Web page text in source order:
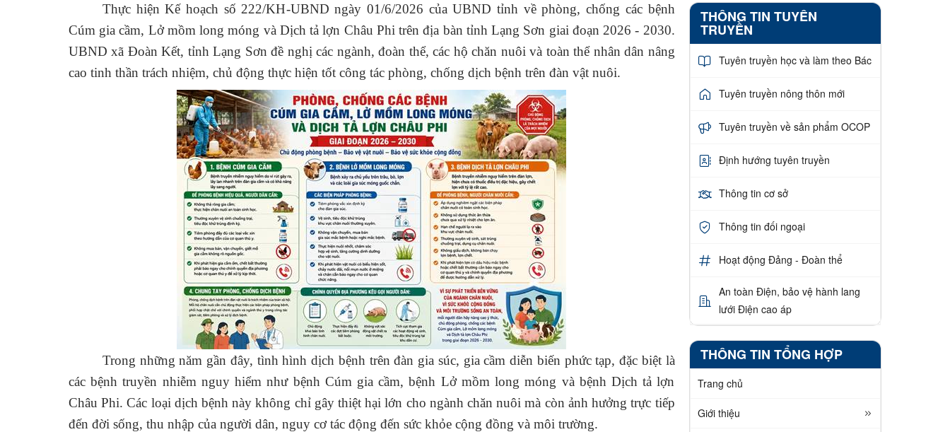
Thực hiện Kế hoạch số 222/KH-UBND ngày 01/6/2026 của UBND tỉnh về phòng, chống các bệnh
Cúm gia cầm, Lở mồm long móng và Dịch tả lợn Châu Phi trên địa bàn tỉnh Lạng Sơn giai đoạn 2026 - 2030.
UBND xã Đoàn Kết, tỉnh Lạng Sơn đề nghị các ngành, đoàn thể, các hộ chăn nuôi và toàn thể nhân dân nâng
cao tinh thần trách nhiệm, chủ động thực hiện tốt công tác phòng, chống dịch bệnh trên đàn vật nuôi.
Trong những năm gần đây, tình hình dịch bệnh trên đàn gia súc, gia cầm diễn biến phức tạp, đặc biệt là
các bệnh truyền nhiễm nguy hiểm như bệnh Cúm gia cầm, bệnh Lở mồm long móng và bệnh Dịch tả lợn
Châu Phi. Các loại dịch bệnh này không chỉ gây thiệt hại lớn cho ngành chăn nuôi mà còn ảnh hưởng trực tiếp
đến đời sống, thu nhập của người dân, nguy cơ tác động đến sức khỏe cộng đồng và môi trường.
THÔNG TIN TUYÊN
TRUYỀN
Tuyên truyền học và làm theo Bác
Tuyên truyền nông thôn mới
Tuyên truyền về sản phẩm OCOP
Định hướng tuyên truyền
Thông tin cơ sở
Thông tin đối ngoại
Hoạt động Đảng - Đoàn thể
An toàn Điện, bảo vệ hành lang
lưới Điện cao áp
THÔNG TIN TỔNG HỢP
Trang chủ
Giới thiệu